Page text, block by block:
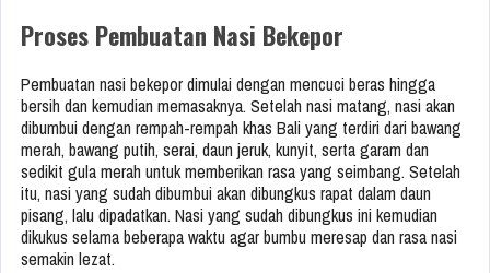
Proses Pembuatan Nasi Bekepor
Pembuatan nasi bekepor dimulai dengan mencuci beras hingga
bersih dan kemudian memasaknya. Setelah nasi matang, nasi akan
dibumbui dengan rempah-rempah khas Bali yang terdiri dari bawang
merah, bawang putih, serai, daun jeruk, kunyit, serta garam dan
sedikit gula merah untuk memberikan rasa yang seimbang. Setelah
itu, nasi yang sudah dibumbui akan dibungkus rapat dalam daun
pisang, lalu dipadatkan. Nasi yang sudah dibungkus ini kemudian
dikukus selama beberapa waktu agar bumbu meresap dan rasa nasi
semakin lezat.